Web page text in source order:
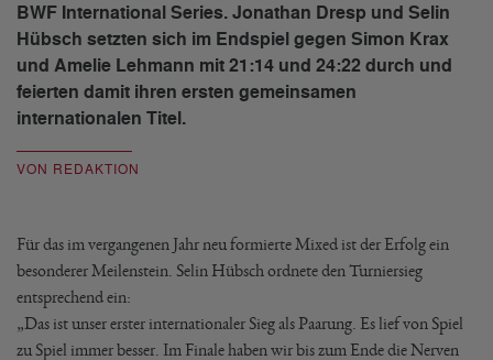
BWF International Series. Jonathan Dresp und Selin
Hübsch setzten sich im Endspiel gegen Simon Krax
und Amelie Lehmann mit 21:14 und 24:22 durch und
feierten damit ihren ersten gemeinsamen
internationalen Titel.
VON REDAKTION
Für das im vergangenen Jahr neu formierte Mixed ist der Erfolg ein
besonderer Meilenstein. Selin Hübsch ordnete den Turniersieg
entsprechend ein:
„Das ist unser erster internationaler Sieg als Paarung. Es lief von Spiel
zu Spiel immer besser. Im Finale haben wir bis zum Ende die Nerven